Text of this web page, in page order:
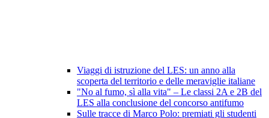
Viaggi di istruzione del LES: un anno alla
scoperta del territorio e delle meraviglie italiane
"No al fumo, sì alla vita" – Le classi 2A e 2B del
LES alla conclusione del concorso antifumo
Sulle tracce di Marco Polo: premiati gli studenti